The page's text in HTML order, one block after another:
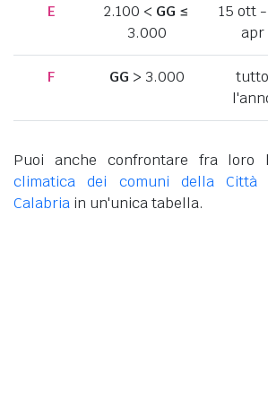
E 2.100 < GG ≤
3.000
15 ott -
apr
F GG > 3.000
tutto
Puoi anche confrontare fra loro
climatica dei comuni della Città
Calabria in un'unica tabella.